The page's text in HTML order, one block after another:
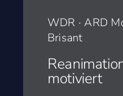
WDR · ARD
Brisant
motiviert